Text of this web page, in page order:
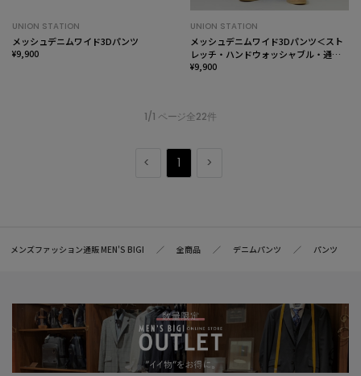
UNION STATION
メッシュデニムワイド3Dパンツ
¥9,900
UNION STATION
メッシュデニムワイド3Dパンツ＜スト
レッチ・ハンドウォッシャブル・通気
性＞
¥9,900
1/1 ページ全22件
1
メンズファッション通販 MEN'S BIGI 全商品 デニムパンツ パンツ